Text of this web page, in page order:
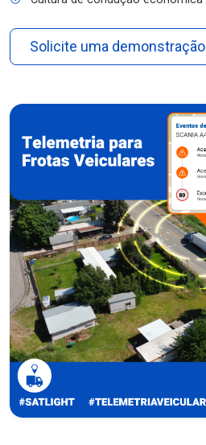
Solicite uma demonstração